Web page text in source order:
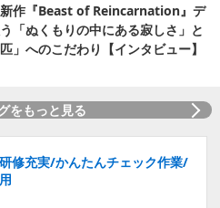
作『Beast of Reincarnation』デ
「ぬくもりの中にある寂しさ」と
」へのこだわり【インタビュー】
をもっと見る
修充実/かんたんチェック作業/